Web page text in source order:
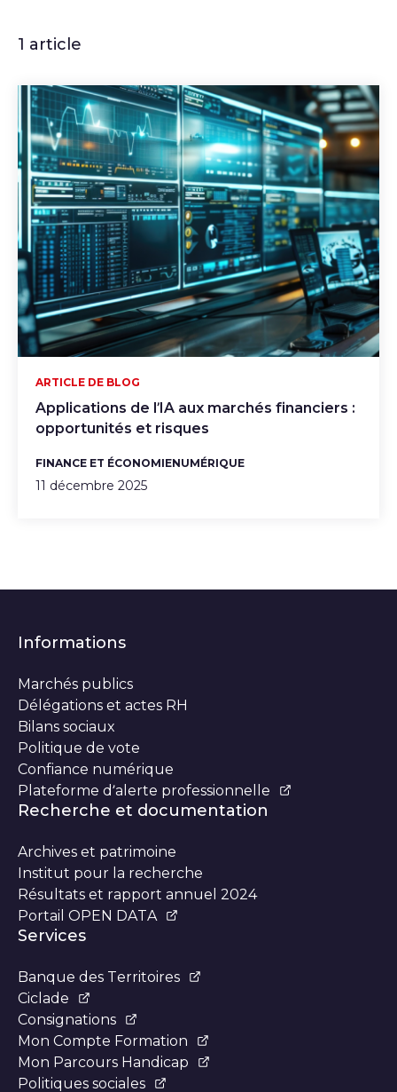
1 article
Applications de l’IA aux marchés financiers :
opportunités et risques
ARTICLE DE BLOG
FINANCE ET ÉCONOMIENUMÉRIQUE
11 décembre 2025
Informations
Marchés publics
Délégations et actes RH
Bilans sociaux
Politique de vote
Confiance numérique
Plateforme d’alerte professionnelle
Recherche et documentation
Archives et patrimoine
Institut pour la recherche
Résultats et rapport annuel 2024
Portail OPEN DATA
Services
Banque des Territoires
Ciclade
Consignations
Mon Compte Formation
Mon Parcours Handicap
Politiques sociales